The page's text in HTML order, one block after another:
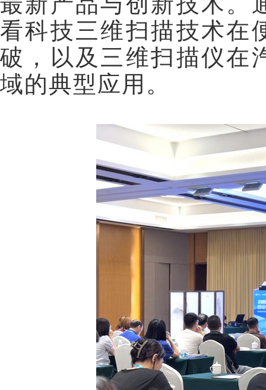
看科技三维扫描技术在
破，以及三维扫描仪在
域的典型应用。